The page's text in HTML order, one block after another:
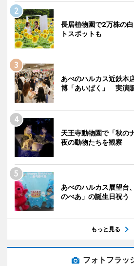
長居植物園で2万株の
トスポットも
あべのハルカス近鉄本
博「あいぱく」 実演
天王寺動物園で「秋の
夜の動物たちを観察
あべのハルカス展望台
のべあ」の誕生日祝う
もっと見る
フォトフラッ